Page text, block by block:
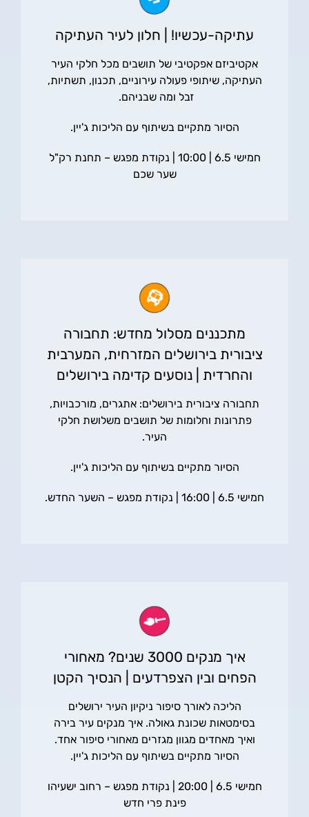
עתיקה-עכשיו! | חלון לעיר העתיקה
אקטיביזם אפקטיבי של תושבים מכל חלקי העיר
העתיקה, שיתופי פעולה עירוניים, תכנון, תשתיות,
זבל ומה שבניהם.
הסיור מתקיים בשיתוף עם הליכות ג'יין.
חמישי 6.5 | 10:00 | נקודת מפגש – תחנת רק"ל
שער שכם
מתכננים מסלול מחדש: תחבורה
ציבורית בירושלים המזרחית, המערבית
והחרדית | נוסעים קדימה בירושלים
תחבורה ציבורית בירושלים: אתגרים, מורכבויות,
פתרונות וחלומות של תושבים משלושת חלקי
העיר.
הסיור מתקיים בשיתוף עם הליכות ג'יין.
חמישי 6.5 | 16:00 | נקודת מפגש – השער החדש.
איך מנקים 3000 שנים? מאחורי
הפחים ובין הצפרדעים | הנסיך הקטן
הליכה לאורך סיפור ניקיון העיר ירושלים
בסימטאות שכונת גאולה. איך מנקים עיר בירה
ואיך מאחדים מגוון מגזרים מאחורי סיפור אחד.
הסיור מתקיים בשיתוף עם הליכות ג'יין.
חמישי 6.5 | 20:00 | נקודת מפגש – רחוב ישעיהו
פינת פרי חדש